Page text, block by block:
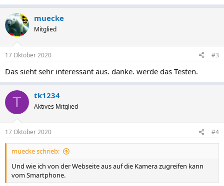
muecke
Mitglied
17 Oktober 2020 #3
Das sieht sehr interessant aus. danke. werde das Testen.
T tk1234
Aktives Mitglied
17 Oktober 2020 #4
muecke schrieb:
Und wie ich von der Webseite aus auf die Kamera zugreifen kann
vom Smartphone.